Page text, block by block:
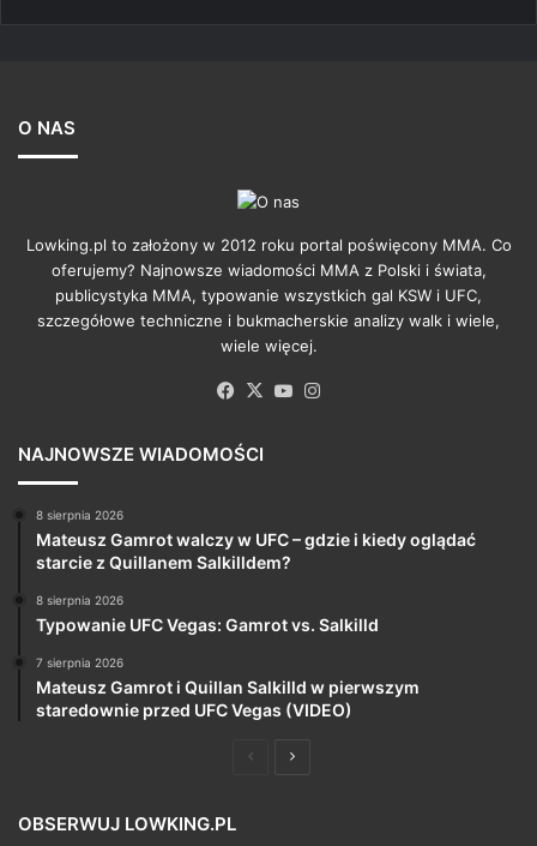
O NAS
Lowking.pl to założony w 2012 roku portal poświęcony MMA. Co
oferujemy? Najnowsze wiadomości MMA z Polski i świata,
publicystyka MMA, typowanie wszystkich gal KSW i UFC,
szczegółowe techniczne i bukmacherskie analizy walk i wiele,
wiele więcej.
Facebook
X YouTube
NAJNOWSZE WIADOMOŚCI
8 sierpnia 2026
Mateusz Gamrot walczy w UFC – gdzie i kiedy oglądać
starcie z Quillanem Salkilldem?
8 sierpnia 2026
Typowanie UFC Vegas: Gamrot vs. Salkilld
7 sierpnia 2026
Mateusz Gamrot i Quillan Salkilld w pierwszym
staredownie przed UFC Vegas (VIDEO)
PoprzedniaNastępna
OBSERWUJ LOWKING.PL